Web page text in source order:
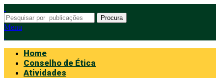
Procura
Menu
Home
Conselho de Ética
Atividades